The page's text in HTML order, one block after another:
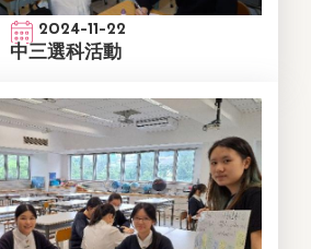
2024-11-22
中三選科活動